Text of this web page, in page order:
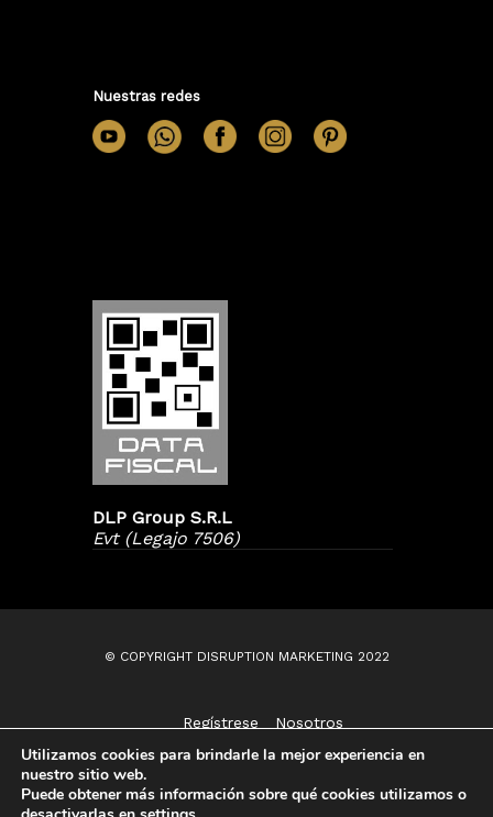
Nuestras redes
DLP Group S.R.L
Evt (Legajo 7506)
© COPYRIGHT DISRUPTION MARKETING 2022
Regístrese
Nosotros
Utilizamos cookies para brindarle la mejor experiencia en
nuestro sitio web.
Puede obtener más información sobre qué cookies utilizamos o